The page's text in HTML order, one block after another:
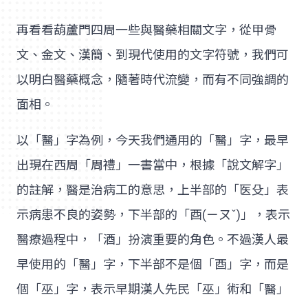
再看看葫蘆門四周一些與醫藥相關文字，從甲骨
文、金文、漢簡、到現代使用的文字符號，我們可
以明白醫藥概念，隨著時代流變，而有不同強調的
面相。
以「醫」字為例，今天我們通用的「醫」字，最早
出現在西周「周禮」一書當中，根據「說文解字」
的註解，醫是治病工的意思，上半部的「医殳」表
示病患不良的姿勢，下半部的「酉(ㄧㄡˇ)」，表示
醫療過程中，「酒」扮演重要的角色。不過漢人最
早使用的「醫」字，下半部不是個「酉」字，而是
個「巫」字，表示早期漢人先民「巫」術和「醫」